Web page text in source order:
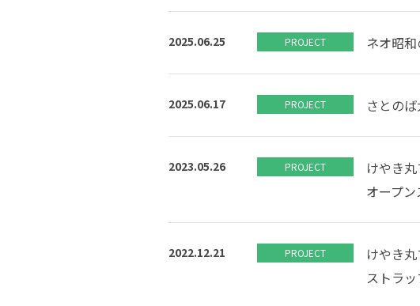
2025.06.25 PROJECT ネオ昭
2025.06.17 PROJECT さとの
2023.05.26 PROJECT
けやき
オープン
2022.12.21 PROJECT
けやき
ストラ